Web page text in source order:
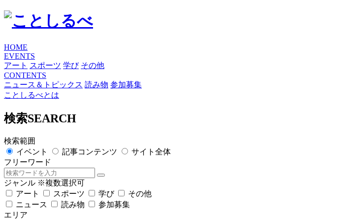
HOME
EVENTS
アート スポーツ 学び その他
CONTENTS
ニュース＆トピックス 読み物 参加募集
ことしるべとは
検索SEARCH
検索範囲
イベント
記事コンテンツ
サイト全体
フリーワード
ジャンル ※複数選択可
アート
スポーツ 学び
その他
ニュース
読み物
参加募集
エリア